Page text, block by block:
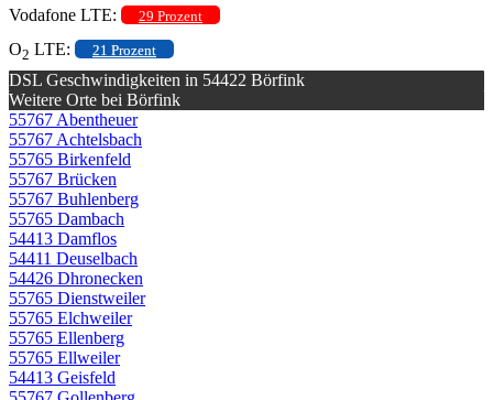
Vodafone LTE: 29 Prozent
O2 LTE: 21 Prozent
DSL Geschwindigkeiten in 54422 Börfink
Weitere Orte bei Börfink
55767 Abentheuer
55767 Achtelsbach
55765 Birkenfeld
55767 Brücken
55767 Buhlenberg
55765 Dambach
54413 Damflos
54411 Deuselbach
54426 Dhronecken
55765 Dienstweiler
55765 Elchweiler
55765 Ellenberg
55765 Ellweiler
54413 Geisfeld